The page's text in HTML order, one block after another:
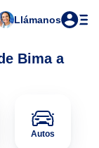
Llámanos
Bima a
Autos